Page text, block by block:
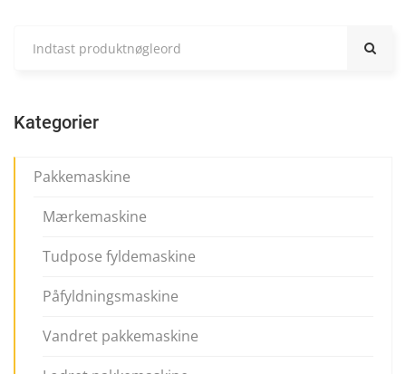
Kategorier
Pakkemaskine
Mærkemaskine
Tudpose fyldemaskine
Påfyldningsmaskine
Vandret pakkemaskine